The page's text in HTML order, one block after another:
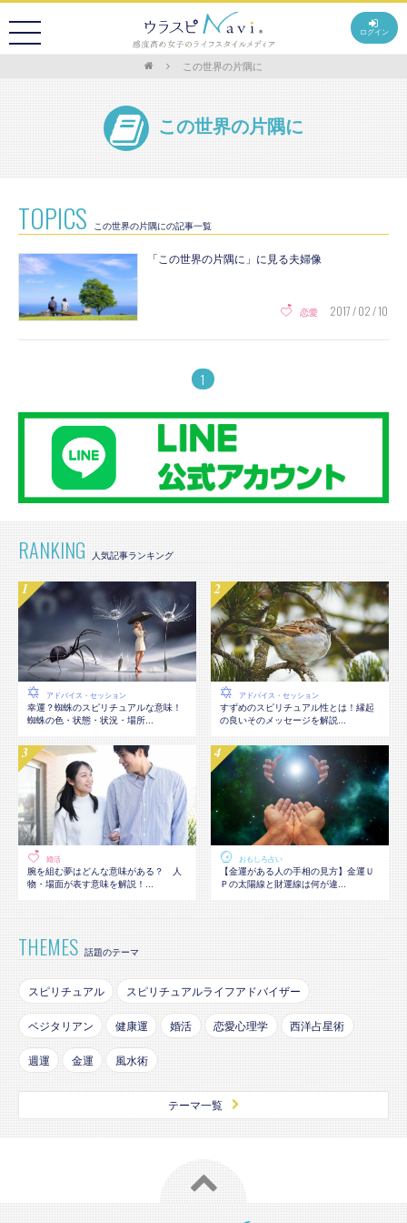
ログイン
この世界の片隅に
この世界の片隅に
TOPICS この世界の片隅にの記事一覧
「この世界の片隅に」に見る夫婦像
恋愛 2017 / 02 / 10
1
RANKING
アドバイス・セッション
幸運？蜘蛛のスピリチュアルな意味！
蜘蛛の色・状態・状況・場所...
アドバイス・セッション
すずめのスピリチュアル性とは！縁起
の良いそのメッセージを解説...
婚活
腕を組む夢はどんな意味がある？ 人
物・場面が表す意味を解説！...
おもしろ占い
【金運がある人の手相の見方】金運Ｕ
Ｐの太陽線と財運線は何が違...
THEMES 話題のテーマ
スピリチュアル スピリチュアルライフアドバイザー
ベジタリアン 健康運 婚活 恋愛心理学 西洋占星術
週運 金運 風水術
テーマ一覧